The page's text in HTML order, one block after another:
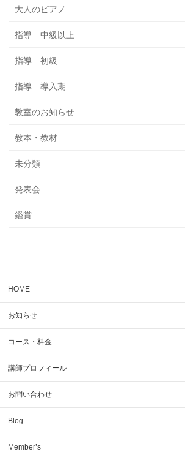
大人のピアノ
指導 中級以上
指導 初級
指導 導入期
教室のお知らせ
教本・教材
未分類
発表会
鑑賞
HOME
お知らせ
コース・料金
講師プロフィール
お問い合わせ
Blog
Member’s